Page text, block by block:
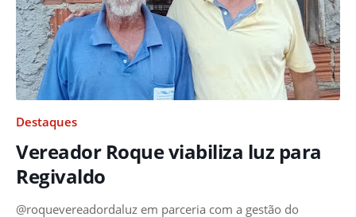
Destaques
Vereador Roque viabiliza luz para
Regivaldo
@roquevereadordaluz em parceria com a gestão do